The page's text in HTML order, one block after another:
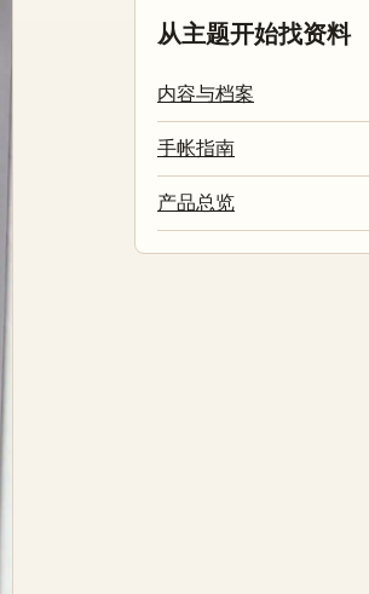
从主题开始找资料
内容与档案
手帐指南
产品总览